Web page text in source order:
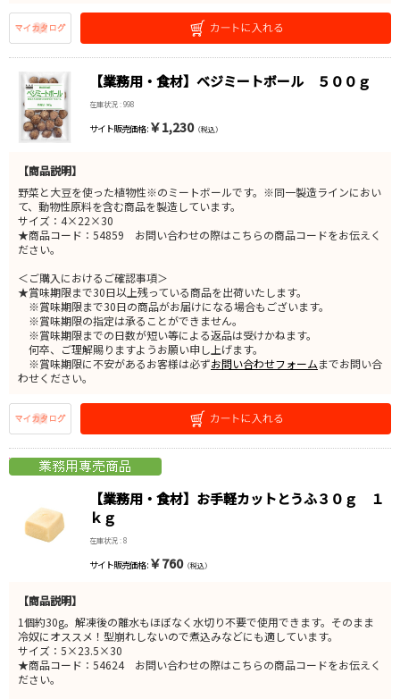
【業務用・食材】ベジミートボール ５００ｇ
在庫状況 : 998
サイト販売価格 : ￥1,230（税込）
【商品説明】
野菜と大豆を使った植物性※のミートボールです。※同一製造ラインにおい
て、動物性原料を含む商品を製造しています。
サイズ：4×22×30
★商品コード：54859 お問い合わせの際はこちらの商品コードをお伝えく
ださい。
＜ご購入におけるご確認事項＞
★賞味期限まで30日以上残っている商品を出荷いたします。
※賞味期限まで30日の商品がお届けになる場合もございます。
※賞味期限の指定は承ることができません。
※賞味期限までの日数が短い等による返品は受けかねます。
何卒、ご理解賜りますようお願い申し上げます。
※賞味期限に不安があるお客様は必ずお問い合わせフォームまでお問い合
わせください。
【業務用・食材】お手軽カットとうふ３０ｇ １
ｋｇ
在庫状況 : 8
サイト販売価格 : ￥760（税込）
【商品説明】
1個約30g。解凍後の離水もほぼなく水切り不要で使用できます。そのまま
冷奴にオススメ！型崩れしないので煮込みなどにも適しています。
サイズ：5×23.5×30
★商品コード：54624 お問い合わせの際はこちらの商品コードをお伝えく
ださい。